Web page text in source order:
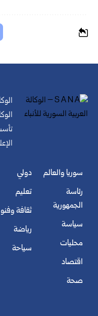
سوريا والعالم
رئاسة
الجمهورية
سياسة
محليات
اقتصاد
صحة
دولي
تعليم
ثقافة
رياضة
سياحة